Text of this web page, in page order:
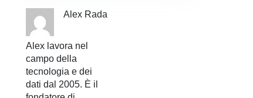
Alex Rada
Alex lavora nel
campo della
tecnologia e dei
dati dal 2005. È il